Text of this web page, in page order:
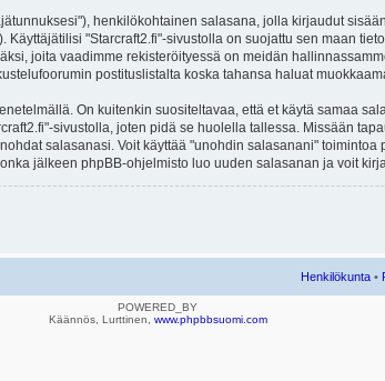
henkilökohtainen salasana, jolla kirjaudut
"Starcraft2.fi"-sivustolla on suojattu sen maan
joita vaadimme rekisteröityessä on meidän
postituslistalta koska tahansa haluat
On kuitenkin suositeltavaa, että et käytä samaa
sivustolla, joten pidä se huolella tallessa. Missään
salasanasi. Voit käyttää "unohdin salasanani" toimintoa
jälkeen phpBB-ohjelmisto luo uuden salasanan ja voit
Henkilökunta •
POWERED_BY
Käännös, Lurttinen, www.phpbbsuomi.com